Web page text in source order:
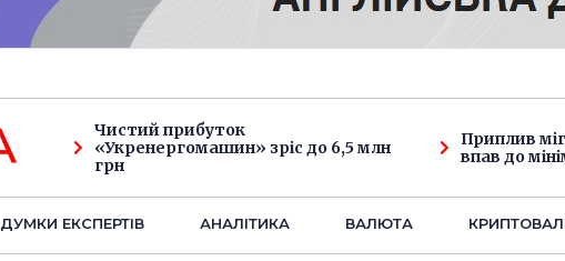
Чистий прибуток
«Укренергомашин» зріс до 6,5 млн
грн
Приплив
впав до
ДУМКИ ЕКСПЕРТIВ АНАЛIТИКА ВАЛЮТА